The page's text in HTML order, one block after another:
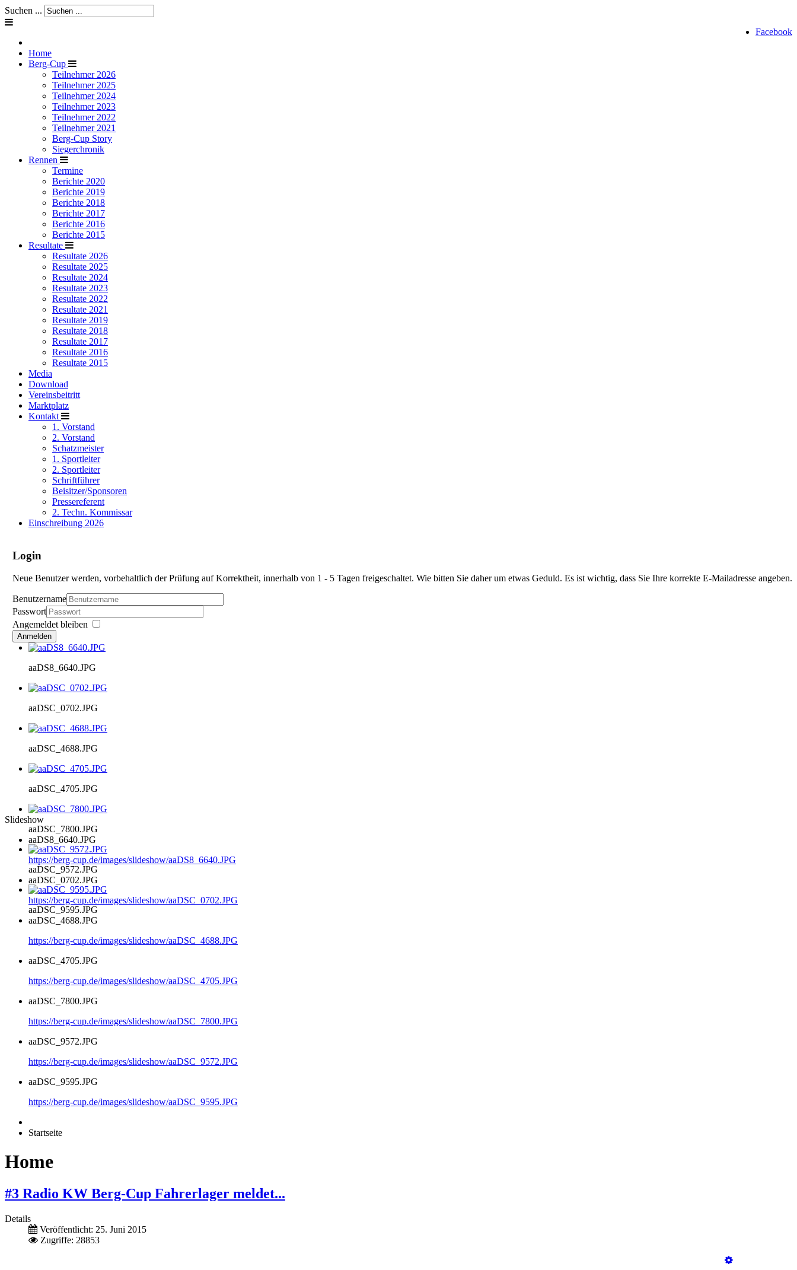
Suchen ...
Facebook
Home
Berg-Cup
Teilnehmer 2026
Teilnehmer 2025
Teilnehmer 2024
Teilnehmer 2023
Teilnehmer 2022
Teilnehmer 2021
Berg-Cup Story
Siegerchronik
Rennen
Termine
Berichte 2020
Berichte 2019
Berichte 2018
Berichte 2017
Berichte 2016
Berichte 2015
Resultate
Resultate 2026
Resultate 2025
Resultate 2024
Resultate 2023
Resultate 2022
Resultate 2021
Resultate 2019
Resultate 2018
Resultate 2017
Resultate 2016
Resultate 2015
Media
Download
Vereinsbeitritt
Marktplatz
Kontakt
1. Vorstand
2. Vorstand
Schatzmeister
1. Sportleiter
2. Sportleiter
Schriftführer
Beisitzer/Sponsoren
Pressereferent
2. Techn. Kommissar
Einschreibung 2026
Login
Neue Benutzer werden, vorbehaltlich der Prüfung auf Korrektheit, innerhalb von 1 - 5 Tagen freigeschaltet. Wie bitten Sie daher um etwas Geduld. Es ist wichtig, dass Sie Ihre korrekte E-Mailadresse angeben.
Benutzername
Passwort
Angemeldet bleiben
Anmelden
aaDS8_6640.JPG
aaDSC_0702.JPG
aaDSC_4688.JPG
aaDSC_4705.JPG
aaDSC_7800.JPG
aaDSC_9572.JPG
aaDSC_9595.JPG
Slideshow
aaDS8_6640.JPG
https://berg-cup.de/images/slideshow/aaDS8_6640.JPG
aaDSC_0702.JPG
https://berg-cup.de/images/slideshow/aaDSC_0702.JPG
aaDSC_4688.JPG
https://berg-cup.de/images/slideshow/aaDSC_4688.JPG
aaDSC_4705.JPG
https://berg-cup.de/images/slideshow/aaDSC_4705.JPG
aaDSC_7800.JPG
https://berg-cup.de/images/slideshow/aaDSC_7800.JPG
aaDSC_9572.JPG
https://berg-cup.de/images/slideshow/aaDSC_9572.JPG
aaDSC_9595.JPG
https://berg-cup.de/images/slideshow/aaDSC_9595.JPG
Startseite
Home
#3 Radio KW Berg-Cup Fahrerlager meldet...
Details
Veröffentlicht: 25. Juni 2015
Zugriffe: 28853